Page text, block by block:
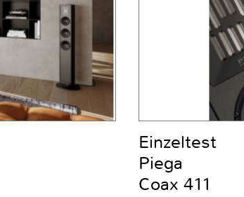
Einzeltest
Piega
Coax 411